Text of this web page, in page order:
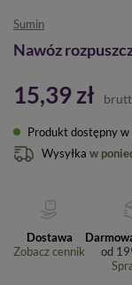
Sumin
Nawóz
15,39 zł
Produkt dostępny w
Wysyłka w
Dostawa
Zobacz cennik
od